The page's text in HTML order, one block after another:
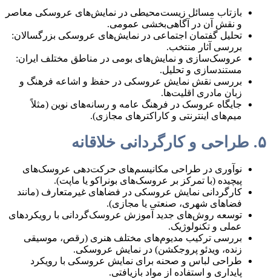
بازتاب مسائل زیست‌محیطی در نمایش‌های عروسکی معاصر
و نقش آن در آگاهی‌بخشی عمومی.
تحلیل گفتمان اجتماعی در نمایش‌های عروسکی بزرگسالان:
بررسی آثار منتخب.
عروسک‌سازی و نمایش‌های بومی در مناطق مختلف ایران:
مستندسازی و تحلیل.
بررسی نقش نمایش عروسکی در حفظ و اشاعه فرهنگ و
زبان مادری اقلیت‌ها.
جایگاه عروسک در فرهنگ عامه و رسانه‌های نوین (مثلاً
میم‌های اینترنتی و کاراکترهای مجازی).
۵. طراحی و کارگردانی خلاقانه
نوآوری در طراحی مکانیسم‌های حرکت‌دهی عروسک‌های
پیچیده (با تمرکز بر عروسک‌های بونراکو یا ماپت).
کارگردانی نمایش عروسکی در فضاهای غیرمتعارف (مانند
فضاهای شهری، صنعتی یا مجازی).
توسعه روش‌های جدید آموزش عروسک‌گردانی با رویکردهای
عملی و تکنولوژیک.
بررسی ترکیب مدیوم‌های مختلف هنری (رقص، موسیقی
زنده، ویدئو پروجکشن) در نمایش عروسکی.
طراحی لباس و صحنه برای نمایش عروسکی با رویکرد
پایداری و استفاده از مواد بازیافتی.